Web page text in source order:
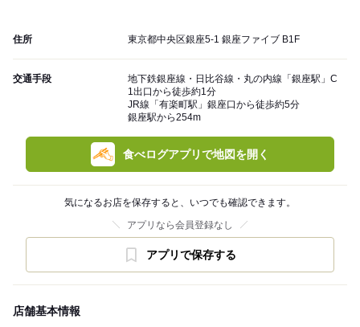
住所 東京都中央区銀座5-1 銀座ファイブ B1F
交通手段
地下鉄銀座線・日比谷線・丸の内線「銀座駅」C
1出口から徒歩約1分
JR線「有楽町駅」銀座口から徒歩約5分
銀座駅から254m
食べログアプリで地図を開く
気になるお店を保存すると、いつでも確認できます。
アプリなら会員登録なし
アプリで保存する
店舗基本情報